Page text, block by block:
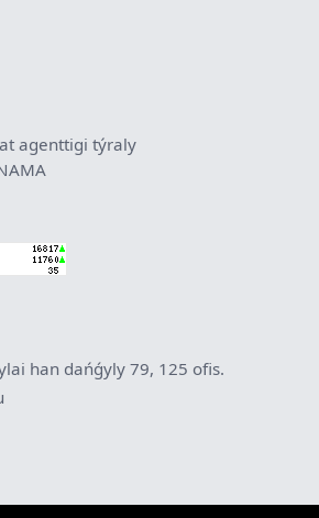
agenttigi týraly
han dańǵyly 79, 125 ofis.